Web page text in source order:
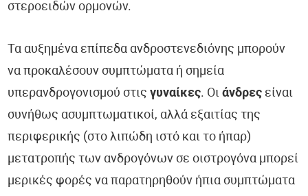
στεροειδών ορμονών.
Τα αυξημένα επίπεδα ανδροστενεδιόνης μπορούν
να προκαλέσουν συμπτώματα ή σημεία
υπερανδρογονισμού στιςγυναίκες. Οιάνδρες είναι
συνήθως ασυμπτωματικοί, αλλά εξαιτίας της
περιφερικής (στο λιπώδη ιστό και το ήπαρ)
μετατροπής των ανδρογόνων σε οιστρογόνα μπορεί
μερικές φορές να παρατηρηθούν ήπια συμπτώματα